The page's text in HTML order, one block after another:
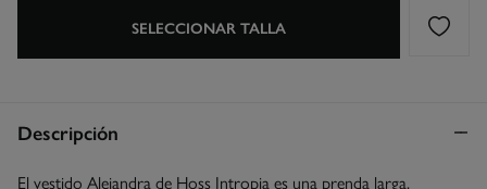
SELECCIONAR TALLA
Descripción
El vestido Alejandra de Hoss Intropia es una prenda larga,